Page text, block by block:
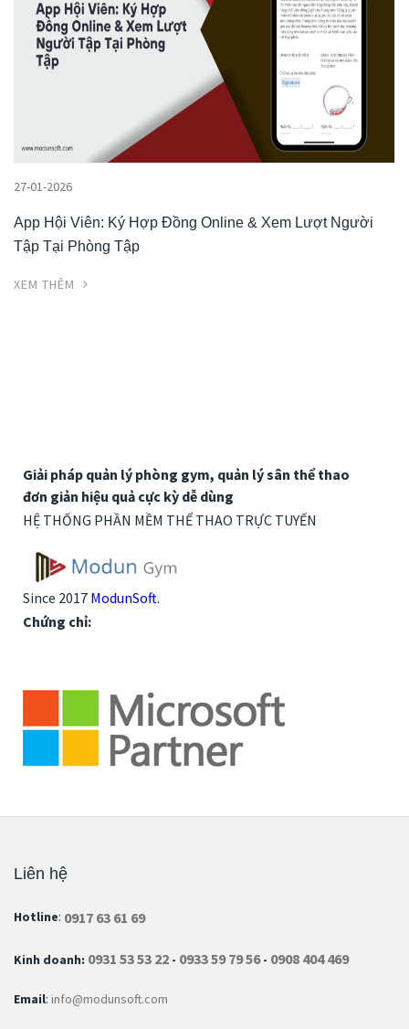
27-01-2026
App Hội Viên: Ký Hợp Đồng Online & Xem Lượt Người
Tập Tại Phòng Tập
XEM THÊM
Giải pháp quản lý phòng gym, quản lý sân thể thao
đơn giản hiệu quả cực kỳ dễ dùng
HỆ THỐNG PHẦN MỀM THỂ THAO TRỰC TUYẾN
Since 2017 ModunSoft.
Chứng chỉ:
Liên hệ
Hotline: 0917 63 61 69
Kinh doanh: 0931 53 53 22 - 0933 59 79 56- 0908 404 469
Email: info@modunsoft.com